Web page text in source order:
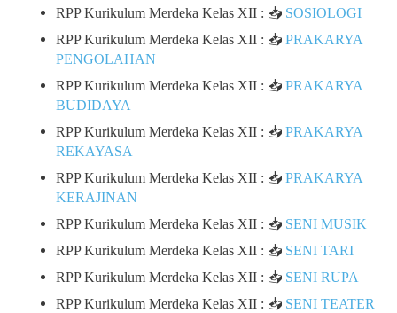
RPP Kurikulum Merdeka Kelas XII : 📥 SOSIOLOGI
RPP Kurikulum Merdeka Kelas XII : 📥 PRAKARYA
PENGOLAHAN
RPP Kurikulum Merdeka Kelas XII : 📥 PRAKARYA
BUDIDAYA
RPP Kurikulum Merdeka Kelas XII : 📥 PRAKARYA
REKAYASA
RPP Kurikulum Merdeka Kelas XII : 📥 PRAKARYA
KERAJINAN
RPP Kurikulum Merdeka Kelas XII : 📥 SENI MUSIK
RPP Kurikulum Merdeka Kelas XII : 📥 SENI TARI
RPP Kurikulum Merdeka Kelas XII : 📥 SENI RUPA
RPP Kurikulum Merdeka Kelas XII : 📥 SENI TEATER